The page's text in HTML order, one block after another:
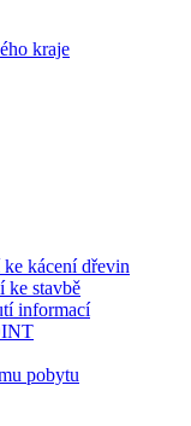
kraje
kácení dřevin
ke stavbě
informací
pobytu